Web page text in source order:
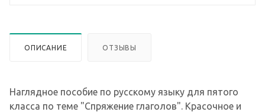
ОПИСАНИЕ ОТЗЫВЫ
Наглядное пособие по русскому языку для пятого
класса по теме "Спряжение глаголов". Красочное и